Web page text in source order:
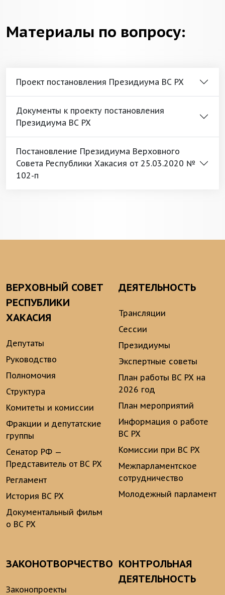
Материалы по вопросу:
Проект постановления Президиума ВС РХ
Документы к проекту постановления
Президиума ВС РХ
Постановление Президиума Верховного
Совета Республики Хакасия от 25.03.2020 №
102-п
ВЕРХОВНЫЙ СОВЕТ
РЕСПУБЛИКИ
ХАКАСИЯ
Депутаты
Руководство
Полномочия
Структура
Комитеты и комиссии
Фракции и депутатские
группы
Сенатор РФ —
Представитель от ВС РХ
Регламент
История ВС РХ
Документальный фильм
о ВС РХ
ДЕЯТЕЛЬНОСТЬ
Трансляции
Сессии
Президиумы
Экспертные советы
План работы ВС РХ на
2026 год
План мероприятий
Информация о работе
ВС РХ
Комиссии при ВС РХ
Межпарламентское
сотрудничество
Молодежный парламент
ЗАКОНОТВОРЧЕСТВО
Законопроекты
КОНТРОЛЬНАЯ
ДЕЯТЕЛЬНОСТЬ